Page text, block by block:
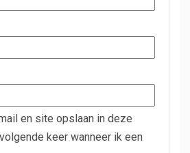
en site opslaan in deze
keer wanneer ik een